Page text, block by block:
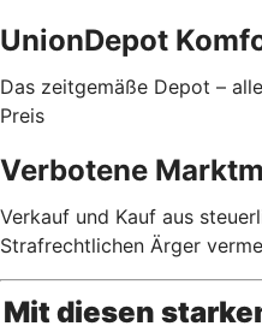
UnionDepot
Das zeitgemäße Depot –
Preis
Verbotene
Verkauf und Kauf aus
Strafrechtlichen Ärger
Mit diesen